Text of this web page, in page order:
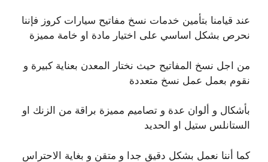
عند قيامنا بتأمين خدمات نسخ مفاتيح سيارات كروز فإننا
نحرص بشكل اساسي على اختيار مادة او خامة مميزة
من اجل نسخ المفاتيح حيث نختار المعدن بعناية كبيرة و
نقوم بعمل عمل نسخ متعددة
بأشكال و ألوان عدة و تصاميم مميزة براقة من الزنك او
الستانلس ستيل او الحديد
كما أننا نعمل بشكل دقيق جدا و متقن و بغاية الاحتراس